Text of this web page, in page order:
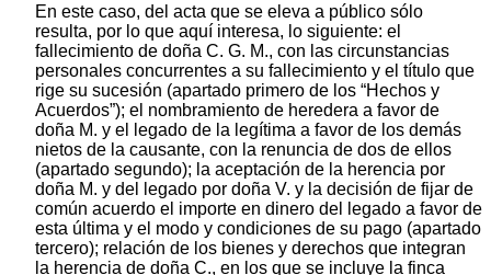
En este caso, del acta que se eleva a público sólo
resulta, por lo que aquí interesa, lo siguiente: el
fallecimiento de doña C. G. M., con las circunstancias
personales concurrentes a su fallecimiento y el título que
rige su sucesión (apartado primero de los “Hechos y
Acuerdos”); el nombramiento de heredera a favor de
doña M. y el legado de la legítima a favor de los demás
nietos de la causante, con la renuncia de dos de ellos
(apartado segundo); la aceptación de la herencia por
doña M. y del legado por doña V. y la decisión de fijar de
común acuerdo el importe en dinero del legado a favor de
esta última y el modo y condiciones de su pago (apartado
tercero); relación de los bienes y derechos que integran
la herencia de doña C., en los que se incluye la finca